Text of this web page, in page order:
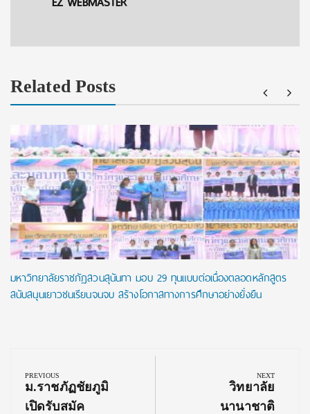
Related Posts
มหาวิทยาลัยราชภัฏสวนสุนันทา มอบ 29 ทุนแบบต่อเนื่องตลอดหลักสูตร
สนับสนุนเยาวชนเรียนจนจบ สร้างโอกาสทางการศึกษาอย่างยั่งยืน
navigation
PREVIOUS
Previous
Post:
ม.ราชภัฏชัยภูมิ
เปิดรับสมัค
NEXT
Next
Post:
วิทยาลัย
นานาชาติ